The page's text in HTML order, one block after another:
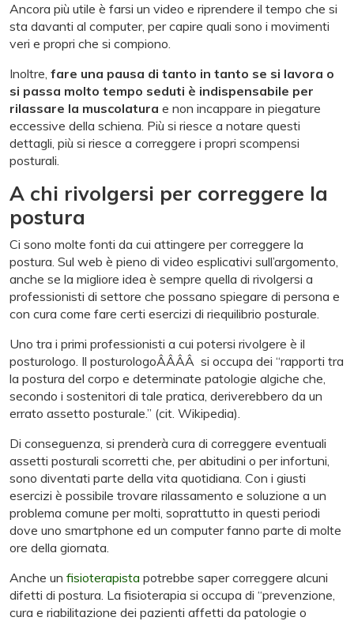
Ancora più utile è farsi un video e riprendere il tempo che si
sta davanti al computer, per capire quali sono i movimenti
veri e propri che si compiono.
Inoltre, fare una pausa di tanto in tanto se si lavora o
si passa molto tempo seduti è indispensabile per
rilassare la muscolatura e non incappare in piegature
eccessive della schiena. Più si riesce a notare questi
dettagli, più si riesce a correggere i propri scompensi
posturali.
A chi rivolgersi per correggere la
postura
Ci sono molte fonti da cui attingere per correggere la
postura. Sul web è pieno di video esplicativi sull’argomento,
anche se la migliore idea è sempre quella di rivolgersi a
professionisti di settore che possano spiegare di persona e
con cura come fare certi esercizi di riequilibrio posturale.
Uno tra i primi professionisti a cui potersi rivolgere è il
posturologo. Il posturologoÂÂÂÂ si occupa dei “rapporti tra
la postura del corpo e determinate patologie algiche che,
secondo i sostenitori di tale pratica, deriverebbero da un
errato assetto posturale.” (cit. Wikipedia).
Di conseguenza, si prenderà cura di correggere eventuali
assetti posturali scorretti che, per abitudini o per infortuni,
sono diventati parte della vita quotidiana. Con i giusti
esercizi è possibile trovare rilassamento e soluzione a un
problema comune per molti, soprattutto in questi periodi
dove uno smartphone ed un computer fanno parte di molte
ore della giornata.
Anche un fisioterapista potrebbe saper correggere alcuni
difetti di postura. La fisioterapia si occupa di “prevenzione,
cura e riabilitazione dei pazienti affetti da patologie o